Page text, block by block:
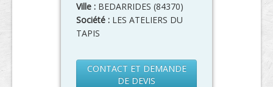
Ville : BEDARRIDES (84370)
Société : LES ATELIERS DU
TAPIS
CONTACT ET DEMANDE
DE DEVIS